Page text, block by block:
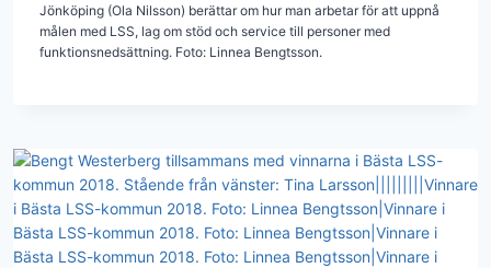
Jönköping (Ola Nilsson) berättar om hur man arbetar för att uppnå
målen med LSS, lag om stöd och service till personer med
funktionsnedsättning. Foto: Linnea Bengtsson.